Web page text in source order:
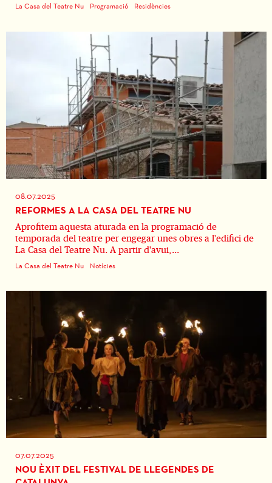
La Casa del Teatre Nu Programació Residències
08.07.2025
REFORMES A LA CASA DEL TEATRE NU
Aprofitem aquesta aturada en la programació de
temporada del teatre per engegar unes obres a l'edifici de
La Casa del Teatre Nu. A partir d'avui,...
La Casa del Teatre Nu Notícies
07.07.2025
NOU ÈXIT DEL FESTIVAL DE LLEGENDES DE